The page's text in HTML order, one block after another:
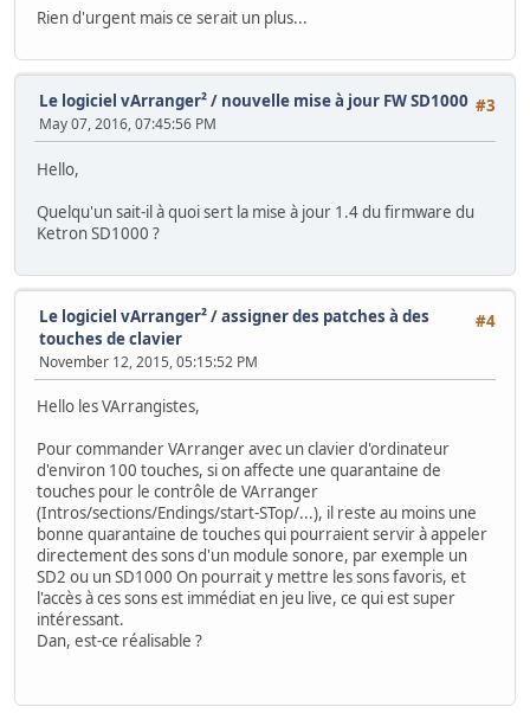
Rien d'urgent mais ce serait un plus...
#3
Le logiciel vArranger²/ nouvelle mise à jour FW SD1000
May 07, 2016, 07:45:56 PM
Hello,
Quelqu'un sait-il à quoi sert la mise à jour 1.4 du firmware du
Ketron SD1000 ?
#4
Le logiciel vArranger²/assigner des patches à des
touches de clavier
November 12, 2015, 05:15:52 PM
Hello les VArrangistes,
Pour commander VArranger avec un clavier d'ordinateur
d'environ 100 touches, si on affecte une quarantaine de
touches pour le contrôle de VArranger
(Intros/sections/Endings/start-STop/...), il reste au moins une
bonne quarantaine de touches qui pourraient servir à appeler
directement des sons d'un module sonore, par exemple un
SD2 ou un SD1000 On pourrait y mettre les sons favoris, et
l'accès à ces sons est immédiat en jeu live, ce qui est super
intéressant.
Dan, est-ce réalisable ?